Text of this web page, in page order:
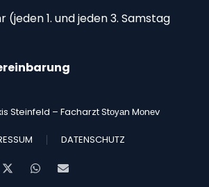
(jeden 1. und jeden 3. Samstag
Steinfeld – Facharzt Stоуаn Mоnеv
DATENSCHUTZ